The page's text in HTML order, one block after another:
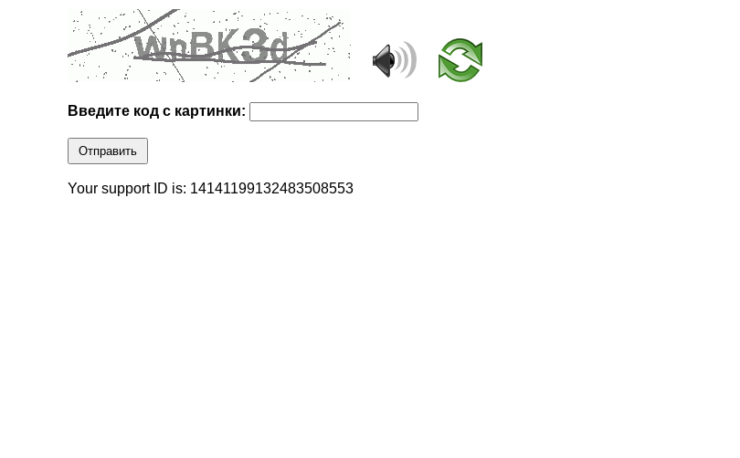
Введите код с картинки:
Отправить
Your support ID is: 14141199132483508553